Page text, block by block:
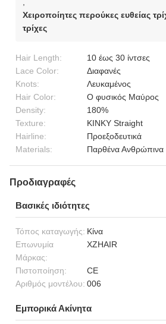
Χειροποίητες περούκες ευθείας
τρίχες
Hair Length:
10 έως 30 ίντσες
Lace Color:
Διαφανές
Knots:
Λευκαμένος
Hair Color:
Ο φυσικός Μαύρος
Density:
180%
Texture:
KINKY Straight
Hairline:
Προεξοδευτικά
Materials:
Παρθένα Ανθρώπινα
Προδιαγραφές
Βασικές ιδιότητες
Τόπος καταγωγής: Κίνα
Επωνυμία
Μάρκας:
XZHAIR
Πιστοποίηση:
CE
Αριθμός μοντέλου: 006
Εμπορικά Ακίνητα